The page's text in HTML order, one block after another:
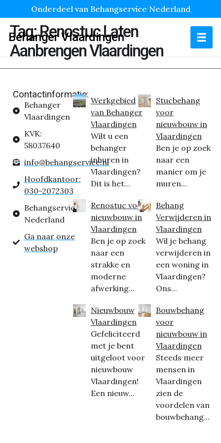
Onderdeel van Behangservice Nederland
Behanger Vlaardingen
Tag:Renostuc Laten
Aanbrengen Vlaardingen
Contactinformatie:
Behanger
Vlaardingen
KVK:
58037640
info@behangservice.nl
Hoofdkantoor:
030-2072303
Behangservice
Nederland
Ga naar onze
webshop
Werkgebied
van Behanger
Vlaardingen
Wilt u een
behanger
inhuren in
Vlaardingen?
Dit is het...
Renostuc voor
nieuwbouw in
Vlaardingen
Ben je op zoek
naar een
strakke en
moderne
afwerking...
Nieuwbouw
Vlaardingen
Gefeliciteerd
met je bent
uitgeloot voor
nieuwbouw
Vlaardingen!
Een nieuw...
Stucbehang
voor
nieuwbouw in
Vlaardingen
Ben je op zoek
naar een
manier om je
muren...
Behang
Verwijderen in
Vlaardingen
Wil je behang
verwijderen in
een woning in
Vlaardingen?
Ons...
Bouwbehang
voor
nieuwbouw in
Vlaardingen
Steeds meer
mensen in
Vlaardingen
zien de
voordelen van
bouwbehang...